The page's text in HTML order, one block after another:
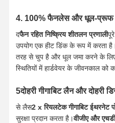
4. 100% फैनलेस और धूल-प्रूफ
दफैन रहित निष्क्रिय शीतलन प्रणाली
उपयोग एक हीट डिंक के रूप में करता
तरह से चुप है और धूल जमा करने के लिए
स्थितियों में हार्डवेयर के जीवनकाल को
5दोहरी गीगाबिट लैन और दोहरी
से लैस2 x रियलटेक गीगाबिट ईथरनेट
सुरक्षा प्रदान करता है।वीजीए और